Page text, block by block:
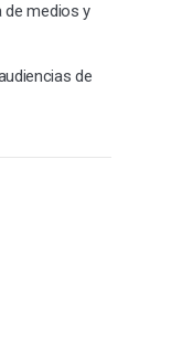
de medios y
de